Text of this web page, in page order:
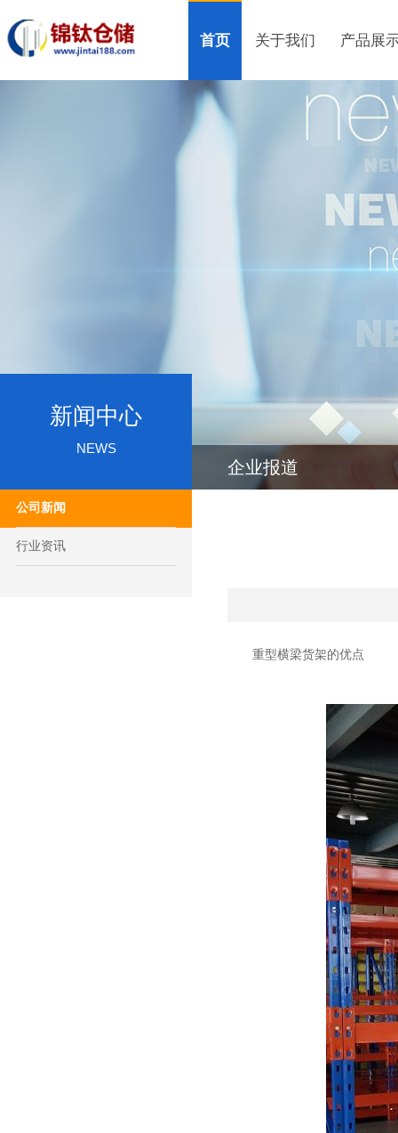
首页 关于我们 产品展
新闻中心
NEWS
公司新闻
行业资讯
企业报道
重型横梁货架的优点